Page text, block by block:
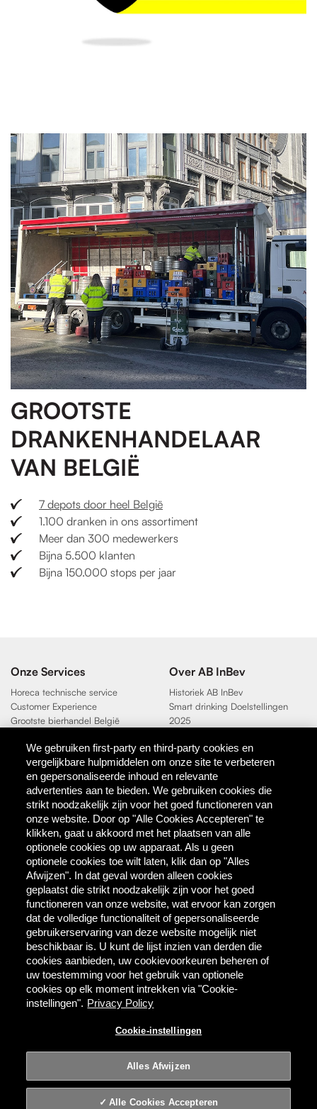
GROOTSTE
DRANKENHANDELAAR
VAN BELGIË
7 depots door heel België
1.100 dranken in ons assortiment
Meer dan 300 medewerkers
Bijna 5.500 klanten
Bijna 150.000 stops per jaar
Onze Services
Horeca technische service
Customer Experience
Grootste bierhandel België
Over AB InBev
Historiek AB InBev
Smart drinking Doelstellingen
2025
Contact
AB InBev
Direct Contact
Tools & Partners
Downloadcentrum
TaDa - digitale coupons
BEES Delivery - dranken
groothandel
Direct bestellen
MYBEES.BE
Gebruiksvoorwaarden
Privacy Cookie-instellingen
© 2026 AB InBev | Alle rechten voorbehouden
We gebruiken first-party en third-party cookies en
vergelijkbare hulpmiddelen om onze site te verbeteren
en gepersonaliseerde inhoud en relevante
advertenties aan te bieden. We gebruiken cookies die
strikt noodzakelijk zijn voor het goed functioneren van
onze website. Door op "Alle Cookies Accepteren" te
klikken, gaat u akkoord met het plaatsen van alle
optionele cookies op uw apparaat. Als u geen
optionele cookies toe wilt laten, klik dan op "Alles
Afwijzen". In dat geval worden alleen cookies
geplaatst die strikt noodzakelijk zijn voor het goed
functioneren van onze website, wat ervoor kan zorgen
dat de volledige functionaliteit of gepersonaliseerde
gebruikerservaring van deze website mogelijk niet
beschikbaar is. U kunt de lijst inzien van derden die
cookies aanbieden, uw cookievoorkeuren beheren of
uw toestemming voor het gebruik van optionele
cookies op elk moment intrekken via "Cookie-
instellingen". Privacy Policy
Cookie-instellingen
Alles Afwijzen
Alle Cookies Accepteren